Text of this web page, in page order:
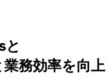
務効率を向上